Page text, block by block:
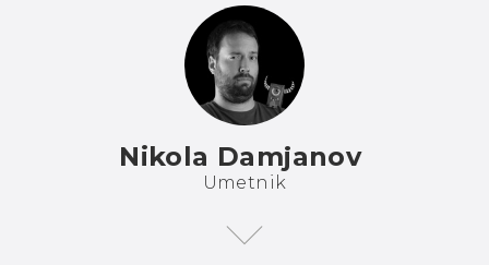
Nikola Damjanov
Umetnik